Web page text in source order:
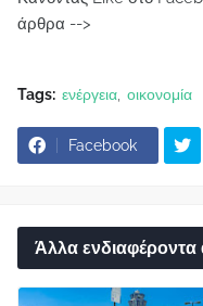
άρθρα -->
Tags: ενέργεια οικονομία
Facebook
Άλλα